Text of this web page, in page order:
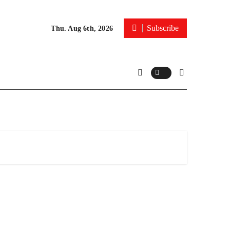
Thu. Aug 6th, 2026 Subscribe